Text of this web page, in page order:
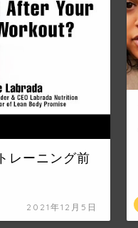
レーニング前
2021年12月5日